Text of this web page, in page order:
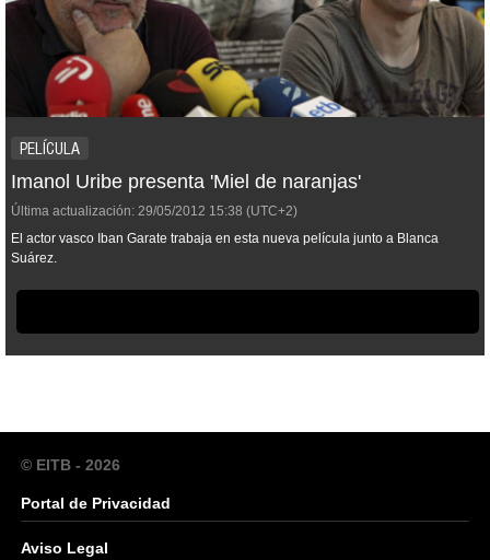
PELÍCULA
Imanol Uribe presenta 'Miel de naranjas'
Última actualización: 29/05/2012 15:38 (UTC+2)
El actor vasco Iban Garate trabaja en esta nueva película junto a Blanca
Suárez.
© EITB - 2026
Portal de Privacidad
Aviso Legal